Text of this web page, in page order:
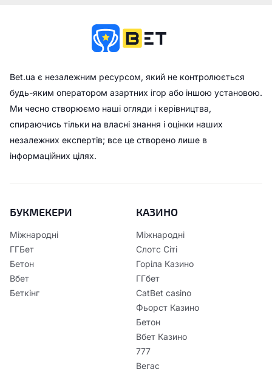
Bet.ua є незалежним ресурсом, який не контролюється
будь-яким оператором азартних ігор або іншою установою.
Ми чесно створюємо наші огляди і керівництва,
спираючись тільки на власні знання і оцінки наших
незалежних експертів; все це створено лише в
інформаційних цілях.
БУКМЕКЕРИ
Міжнародні
ГГБет
Бетон
Вбет
Беткінг
КАЗИНО
Міжнародні
Слотс Сіті
Горіла Казино
ГГбет
CatBet casino
Фьорст Казино
Бетон
Вбет Казино
777
Вегас